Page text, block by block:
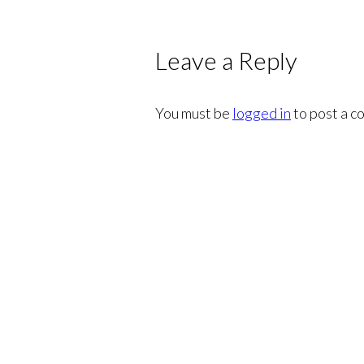
Leave a Reply
You must be logged into post a